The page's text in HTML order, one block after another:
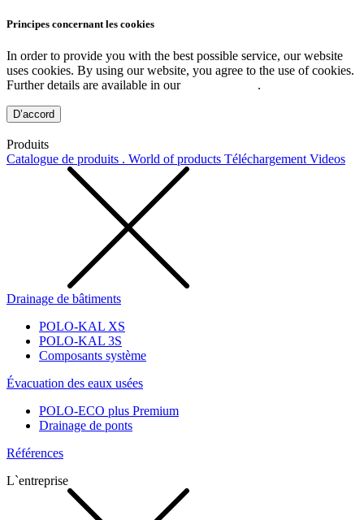
Principes concernant les cookies
In order to provide you with the best possible service, our website
uses cookies. By using our website, you agree to the use of cookies.
Further details are available in our
.
D’accord
Produits
Catalogue de produits . World of products Téléchargement Videos
Drainage de bâtiments
POLO-KAL XS
POLO-KAL 3S
Composants système
Évacuation des eaux usées
POLO-ECO plus Premium
Drainage de ponts
Références
L`entreprise